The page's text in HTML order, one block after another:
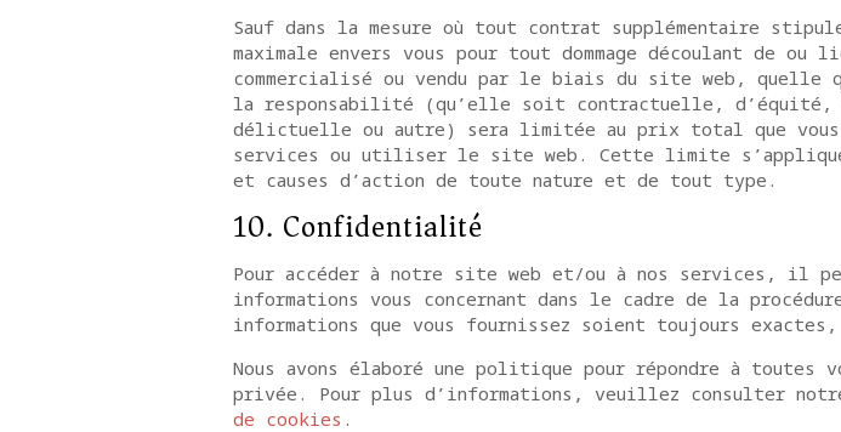
Sauf dans la mesure où tout contrat supplémentaire
maximale envers vous pour tout dommage découlant de
commercialisé ou vendu par le biais du site web,
la responsabilité (qu’elle soit contractuelle, d’équité,
délictuelle ou autre) sera limitée au prix total que vous
services ou utiliser le site web. Cette limite
et causes d’action de toute nature et de tout type.
10. Confidentialité
Pour accéder à notre site web et/ou à nos services, il
informations vous concernant dans le cadre de la
informations que vous fournissez soient toujours
Nous avons élaboré une politique pour répondre à
privée. Pour plus d’informations, veuillez consulter
de cookies .